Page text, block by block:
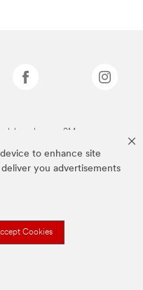
to enhance site
you advertisements
Cookies
van 3M.we